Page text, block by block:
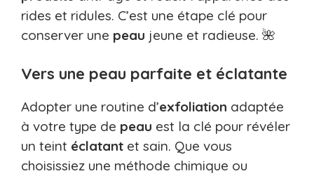
rides et ridules. C’est une étape clé pour
conserver une peau jeune et radieuse. 🌺
Vers une peau parfaite et éclatante
Adopter une routine d’exfoliation adaptée
à votre type de peau est la clé pour révéler
un teint éclatant et sain. Que vous
choisissiez une méthode chimique ou